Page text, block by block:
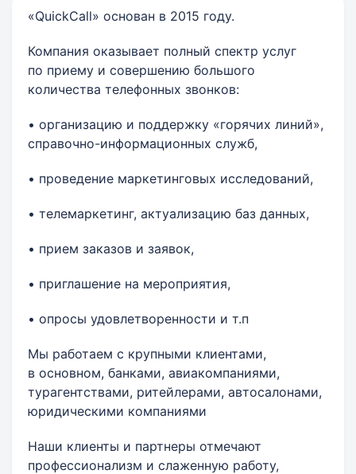
«QuickCall» основан в 2015 году.
Компания оказывает полный спектр услуг
по приему и совершению большого
количества телефонных звонков:
• организацию и поддержку «горячих линий»,
справочно-информационных служб,
• проведение маркетинговых исследований,
• телемаркетинг, актуализацию баз данных,
• прием заказов и заявок,
• приглашение на мероприятия,
• опросы удовлетворенности и т.п
Мы работаем с крупными клиентами,
в основном, банками, авиакомпаниями,
турагентствами, ритейлерами, автосалонами,
юридическими компаниями
Наши клиенты и партнеры отмечают
профессионализм и слаженную работу,